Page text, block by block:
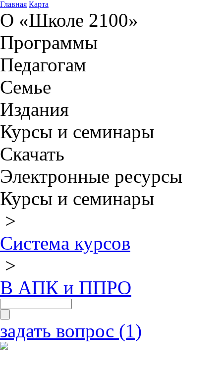
Главная Карта
О «Школе 2100»
Программы
Педагогам
Семье
Издания
Курсы и семинары
Скачать
Электронные ресурсы
Курсы и семинары
>
Система курсов
>
В АПК и ППРО
задать вопрос (1)